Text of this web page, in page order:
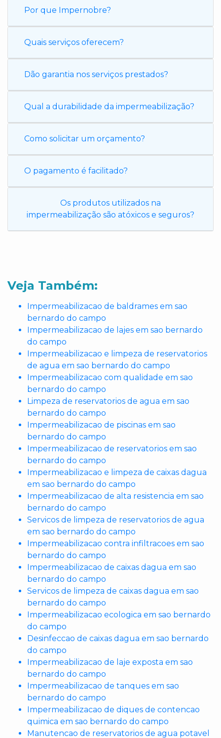
Por que Impernobre?
Quais serviços oferecem?
Dão garantia nos serviços prestados?
Qual a durabilidade da impermeabilização?
Como solicitar um orçamento?
O pagamento é facilitado?
Os produtos utilizados na
impermeabilização são atóxicos e seguros?
Veja Também:
Impermeabilizacao de baldrames em sao
bernardo do campo
Impermeabilizacao de lajes em sao bernardo
do campo
Impermeabilizacao e limpeza de reservatorios
de agua em sao bernardo do campo
Impermeabilizacao com qualidade em sao
bernardo do campo
Limpeza de reservatorios de agua em sao
bernardo do campo
Impermeabilizacao de piscinas em sao
bernardo do campo
Impermeabilizacao de reservatorios em sao
bernardo do campo
Impermeabilizacao e limpeza de caixas dagua
em sao bernardo do campo
Impermeabilizacao de alta resistencia em sao
bernardo do campo
Servicos de limpeza de reservatorios de agua
em sao bernardo do campo
Impermeabilizacao contra infiltracoes em sao
bernardo do campo
Impermeabilizacao de caixas dagua em sao
bernardo do campo
Servicos de limpeza de caixas dagua em sao
bernardo do campo
Impermeabilizacao ecologica em sao bernardo
do campo
Desinfeccao de caixas dagua em sao bernardo
do campo
Impermeabilizacao de laje exposta em sao
bernardo do campo
Impermeabilizacao de tanques em sao
bernardo do campo
Impermeabilizacao de diques de contencao
quimica em sao bernardo do campo
Manutencao de reservatorios de agua potavel